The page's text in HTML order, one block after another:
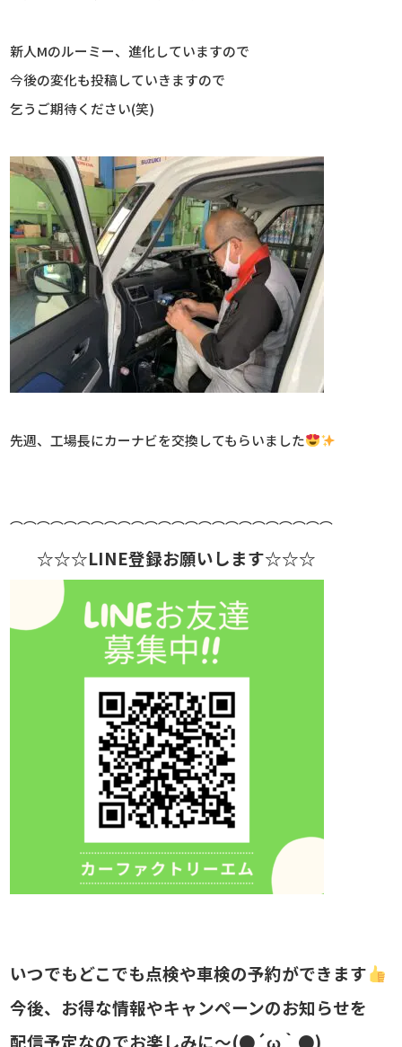
新人Mのルーミー、進化していますので
今後の変化も投稿していきますので
乞うご期待ください(笑)
先週、工場長にカーナビを交換してもらいました
⌒⌒⌒⌒⌒⌒⌒⌒⌒⌒⌒⌒⌒⌒⌒⌒⌒⌒⌒⌒⌒⌒⌒⌒
☆☆☆LINE登録お願いします☆☆☆
いつでもどこでも点検や車検の予約ができます
今後、お得な情報やキャンペーンのお知らせを
配信予定なのでお楽しみに～(●´ω｀●)